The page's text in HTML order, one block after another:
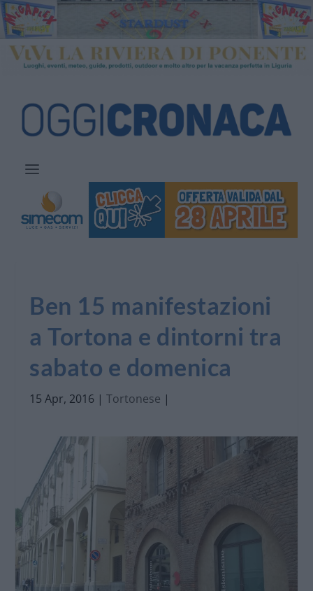
Ben 15 manifestazioni
a Tortona e dintorni tra
sabato e domenica
15 Apr, 2016 |Tortonese |